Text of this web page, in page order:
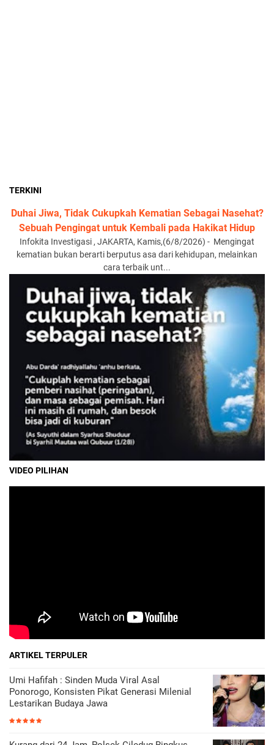
TERKINI
Duhai Jiwa, Tidak Cukupkah Kematian Sebagai Nasehat?
Sebuah Pengingat untuk Kembali pada Hakikat Hidup
Infokita Investigasi , JAKARTA, Kamis,(6/8/2026) - Mengingat
kematian bukan berarti berputus asa dari kehidupan, melainkan
cara terbaik unt...
VIDEO PILIHAN
ARTIKEL TERPULER
Umi Hafifah : Sinden Muda Viral Asal
Ponorogo, Konsisten Pikat Generasi Milenial
Lestarikan Budaya Jawa